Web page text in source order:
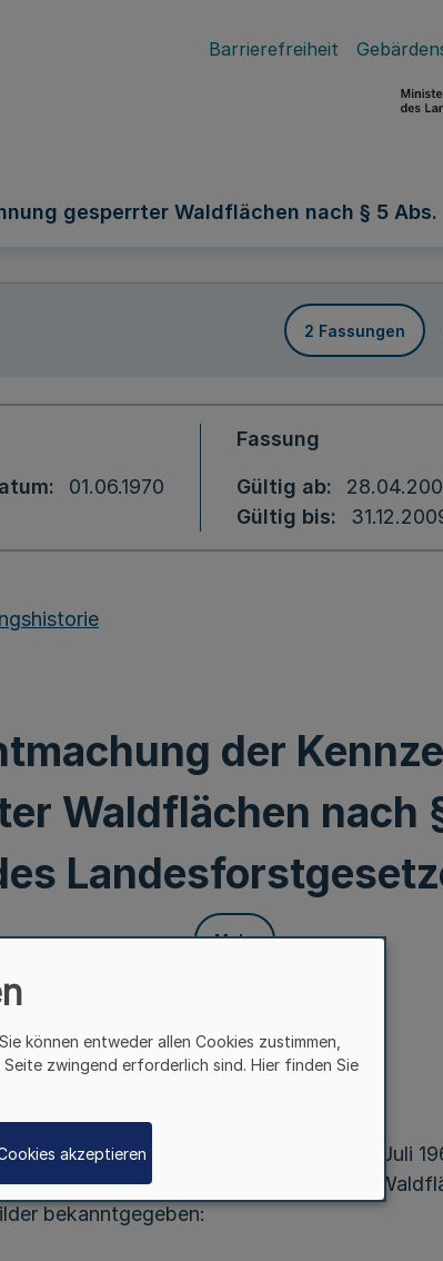
Barrierefreiheit
gesperrter Waldflächen nach § 5
2 Fassungen
01.06.1970
Fassung
Gültig ab
Gültig bis
der
Waldflächen nach
Mehr
5 des Landesforstgesetzes vom 29. Juli
Muster der bei der Sperrung von
bekanntgegeben:
können entweder allen Cookies zustimmen,
zwingend erforderlich sind. Hier finden Sie
akzeptieren